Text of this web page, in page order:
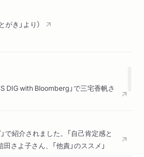
依存理解の限界／依存ではなく支配／
なたがいないと生きていけない／女性
にどう対処するか／共依存的になって
力化されているのではない／権力は状
れている共依存／支配性を自覚する
がき」より）
DIG with Bloomberg」で三宅香帆さ
で紹介されました。「自己肯定感と
さよ子さん、「他責」のススメ」